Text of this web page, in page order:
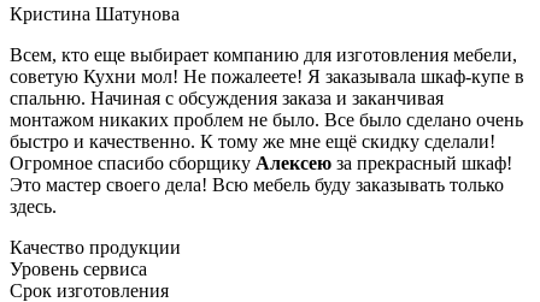
Кристина Шатунова
Всем, кто еще выбирает компанию для изготовления мебели,
советую Кухни мол! Не пожалеете! Я заказывала шкаф-купе в
спальню. Начиная с обсуждения заказа и заканчивая
монтажом никаких проблем не было. Все было сделано очень
быстро и качественно. К тому же мне ещё скидку сделали!
Огромное спасибо сборщику Алексею за прекрасный шкаф!
Это мастер своего дела! Всю мебель буду заказывать только
здесь.
Качество продукции
Уровень сервиса
Срок изготовления